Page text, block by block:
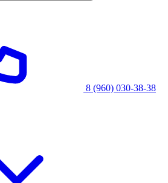
8 (960) 030-38-38